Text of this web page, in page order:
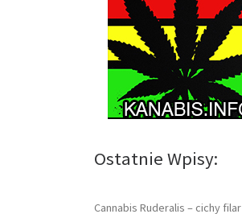
Ostatnie Wpisy:
Cannabis Ruderalis – cichy filar